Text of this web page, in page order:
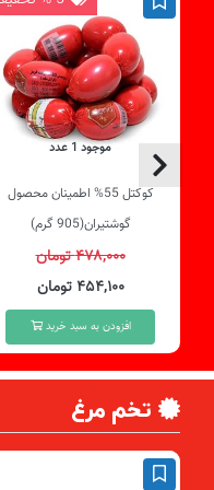
موجود 1 عدد
کوکتل 55% اطمینان محصول
گوشتیران(905 گرم)
۴۷۸,۰۰۰ تومان
۴۵۴,۱۰۰ تومان
افزودن به سبد خرید
تخم مرغ